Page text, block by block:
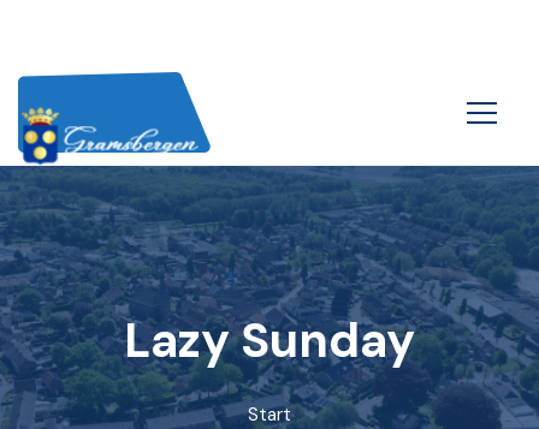
Lazy Sunday
Start